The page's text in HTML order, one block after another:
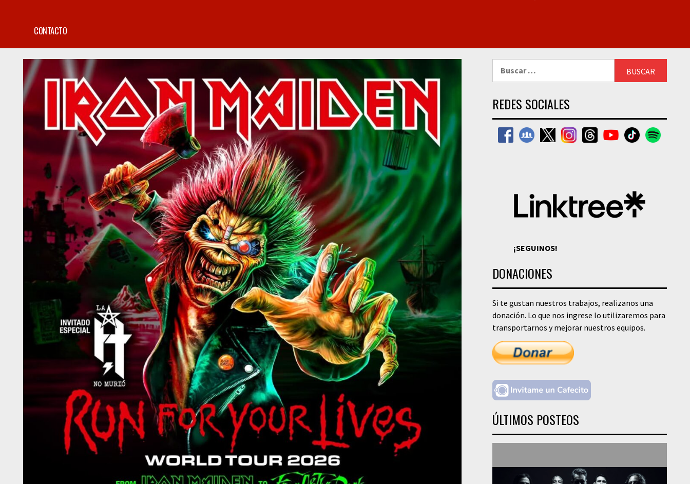
CONTACTO
REDES SOCIALES
¡SEGUINOS!
DONACIONES
Si te gustan nuestros trabajos, realizanos una
donación. Lo que nos ingrese lo utilizaremos para
transportarnos y mejorar nuestros equipos.
ÚLTIMOS POSTEOS